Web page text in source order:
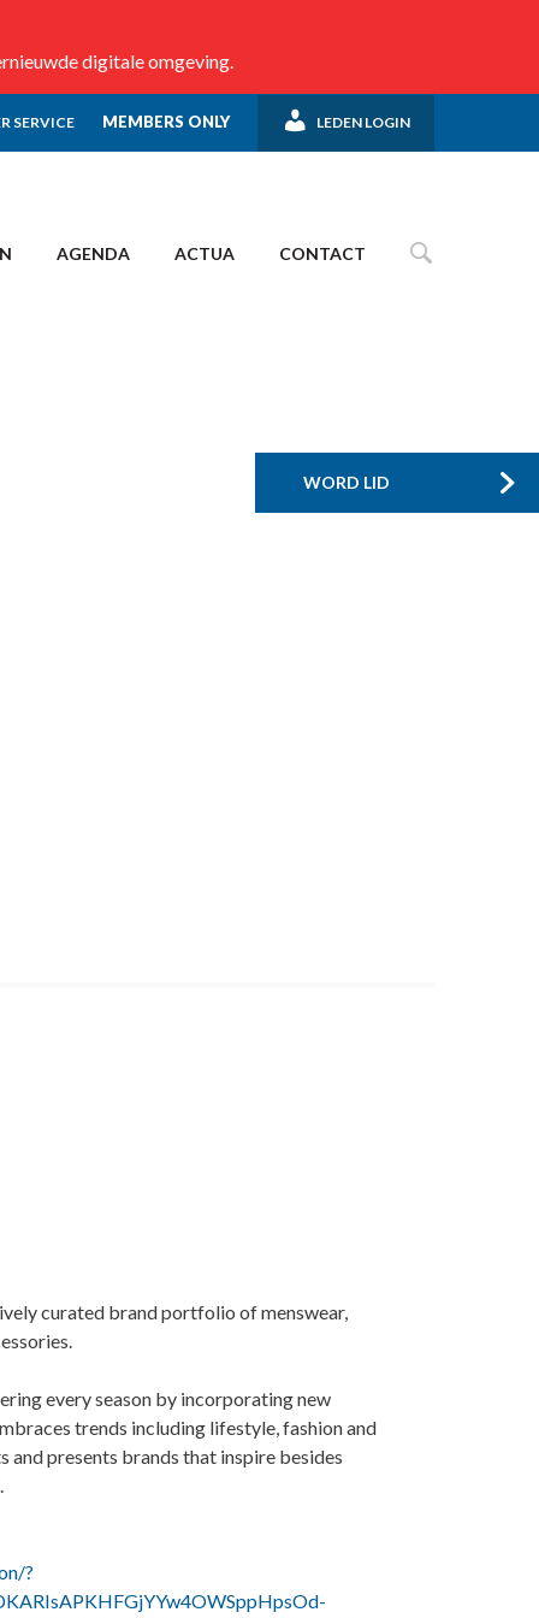
digitale omgeving.
SERVICE MEMBERS ONLY LEDEN LOGIN
AGENDA ACTUA CONTACT
WORD LID
curated brand portfolio of menswear,
every season by incorporating new
trends including lifestyle, fashion and
presents brands that inspire besides
?